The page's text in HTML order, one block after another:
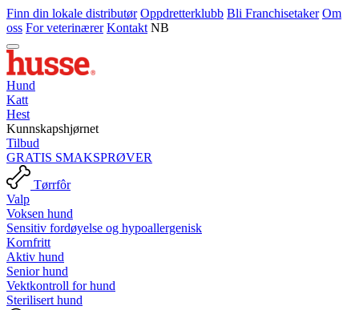
Finn din lokale distributør Oppdretterklubb Bli Franchisetaker Om
oss For veterinærer Kontakt NB
Hund
Katt
Hest
Kunnskapshjørnet
Tilbud
GRATIS SMAKSPRØVER
Tørrfôr
Valp
Voksen hund
Sensitiv fordøyelse og hypoallergenisk
Kornfritt
Aktiv hund
Senior hund
Vektkontroll for hund
Sterilisert hund